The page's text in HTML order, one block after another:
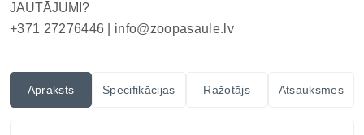
JAUTĀJUMI?
+371 27276446 | info@zoopasaule.lv
Apraksts Specifikācijas Ražotājs Atsauksmes